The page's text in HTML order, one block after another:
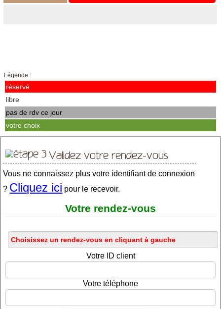
Légende :
réservé
libre
pas de rdv ce jour
votre choix
Validez votre rendez-vous
Vous ne connaissez plus votre identifiant de connexion
? Cliquez ici pour le recevoir.
Votre rendez-vous
Votre ID client
Votre téléphone